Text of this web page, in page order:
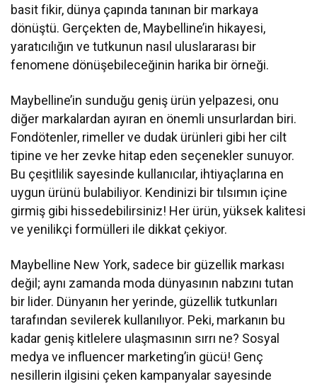
basit fikir, dünya çapında tanınan bir markaya
dönüştü. Gerçekten de, Maybelline’in hikayesi,
yaratıcılığın ve tutkunun nasıl uluslararası bir
fenomene dönüşebileceğinin harika bir örneği.
Maybelline’in sunduğu geniş ürün yelpazesi, onu
diğer markalardan ayıran en önemli unsurlardan biri.
Fondötenler, rimeller ve dudak ürünleri gibi her cilt
tipine ve her zevke hitap eden seçenekler sunuyor.
Bu çeşitlilik sayesinde kullanıcılar, ihtiyaçlarına en
uygun ürünü bulabiliyor. Kendinizi bir tılsımın içine
girmiş gibi hissedebilirsiniz! Her ürün, yüksek kalitesi
ve yenilikçi formülleri ile dikkat çekiyor.
Maybelline New York, sadece bir güzellik markası
değil; aynı zamanda moda dünyasının nabzını tutan
bir lider. Dünyanın her yerinde, güzellik tutkunları
tarafından sevilerek kullanılıyor. Peki, markanın bu
kadar geniş kitlelere ulaşmasının sırrı ne? Sosyal
medya ve influencer marketing’in gücü! Genç
nesillerin ilgisini çeken kampanyalar sayesinde